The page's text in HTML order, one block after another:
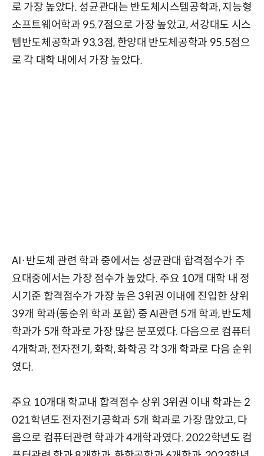
로 가장 높았다. 성균관대는 반도체시스템공학과, 지능형
소프트웨어학과 95.7점으로 가장 높았고, 서강대도 시스
템반도체공학과 93.3점, 한양대 반도체공학과 95.5점으
로 각 대학 내에서 가장 높았다.
AI·반도체 관련 학과 중에서는 성균관대 합격점수가 주
요대중에서는 가장 점수가 높았다. 주요 10개 대학 내 정
시기준 합격점수가 가장 높은 3위권 이내에 진입한 상위
39개 학과(동순위 학과 포함) 중 AI관련 5개 학과, 반도체
학과가 5개 학과로 가장 많은 분포였다. 다음으로 컴퓨터
4개학과, 전자전기, 화학, 화학공 각 3개 학과로 다음 순위
였다.
주요 10개대 학교내 합격점수 상위 3위권 이내 학과는 2
021학년도 전자전기공학과 5개 학과로 가장 많았고, 다
음으로 컴퓨터관련 학과가 4개학과였다. 2022학년도 컴